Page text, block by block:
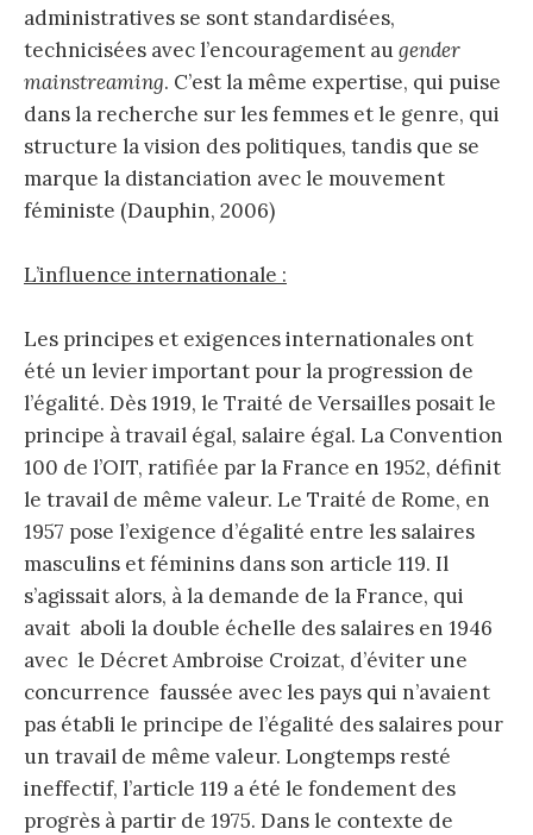
administratives se sont standardisées,
technicisées avec l’encouragement augender
mainstreaming. C’est la même expertise, qui puise
dans la recherche sur les femmes et le genre, qui
structure la vision des politiques, tandis que se
marque la distanciation avec le mouvement
féministe (Dauphin, 2006)
L’influence internationale :
Les principes et exigences internationales ont
été un levier important pour la progression de
l’égalité. Dès 1919, le Traité de Versailles posait le
principe à travail égal, salaire égal. La Convention
100 de l’OIT, ratifiée par la France en 1952, définit
le travail de même valeur. Le Traité de Rome, en
1957 pose l’exigence d’égalité entre les salaires
masculins et féminins dans son article 119. Il
s’agissait alors, à la demande de la France, qui
avait aboli la double échelle des salaires en 1946
avec le Décret Ambroise Croizat, d’éviter une
concurrence faussée avec les pays qui n’avaient
pas établi le principe de l’égalité des salaires pour
un travail de même valeur. Longtemps resté
ineffectif, l’article 119 a été le fondement des
progrès à partir de 1975. Dans le contexte de